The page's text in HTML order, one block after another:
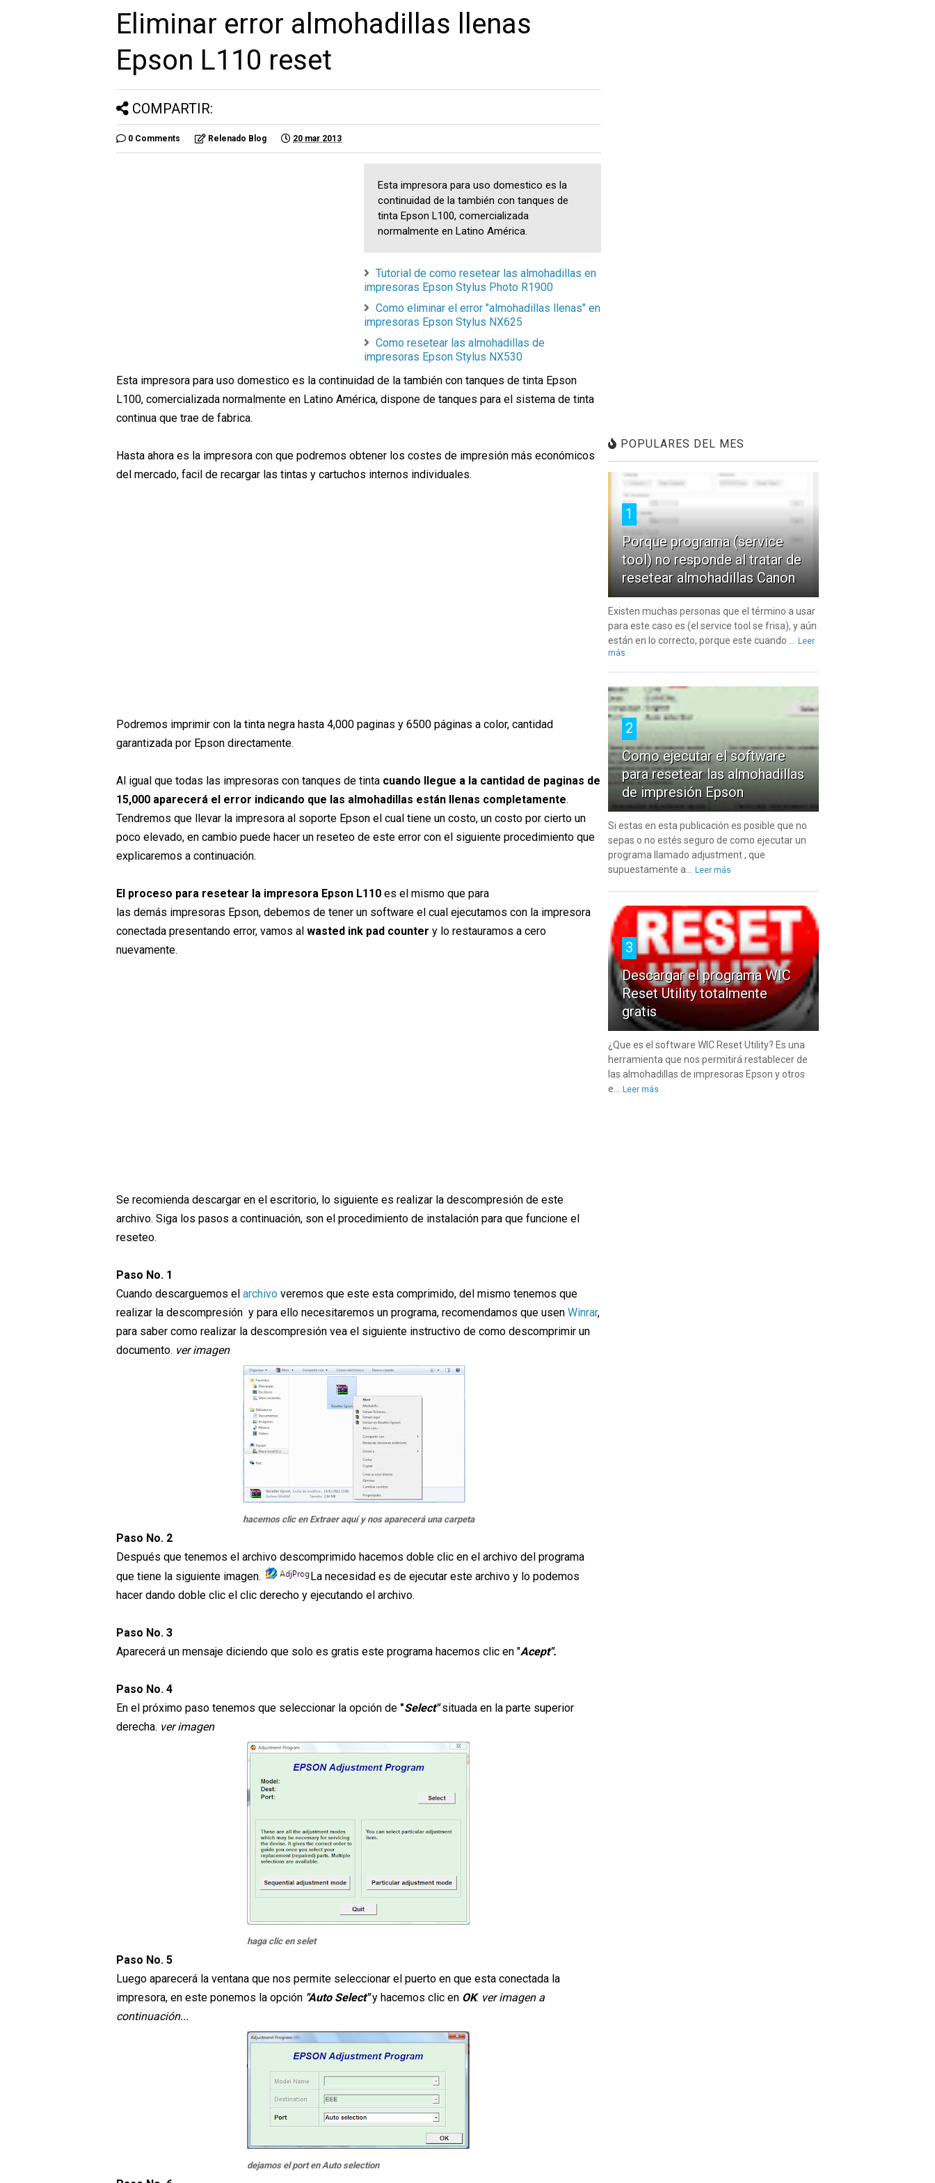
Eliminar error almohadillas llenas
Epson L110 reset
COMPARTIR:
0 Comments Relenado Blog 20 mar 2013
Esta impresora para uso domestico es la
continuidad de la también con tanques de
tinta Epson L100, comercializada
normalmente en Latino América.
Tutorial de como resetear las almohadillas en
impresoras Epson Stylus Photo R1900
Como eliminar el error "almohadillas llenas" en
impresoras Epson Stylus NX625
Como resetear las almohadillas de
impresoras Epson Stylus NX530
Esta impresora para uso domestico es la continuidad de la también con tanques de tinta Epson
L100, comercializada normalmente en Latino América, dispone de tanques para el sistema de tinta
continua que trae de fabrica.
Hasta ahora es la impresora con que podremos obtener los costes de impresión más económicos
del mercado, facil de recargar las tintas y cartuchos internos individuales.
Podremos imprimir con la tinta negra hasta 4,000 paginas y 6500 páginas a color, cantidad
garantizada por Epson directamente.
Al igual que todas las impresoras con tanques de tinta cuando llegue a la cantidad de paginas de
15,000 aparecerá el error indicando que las almohadillas están llenas completamente.
Tendremos que llevar la impresora al soporte Epson el cual tiene un costo, un costo por cierto un
poco elevado, en cambio puede hacer un reseteo de este error con el siguiente procedimiento que
explicaremos a continuación.
El proceso para resetear la impresora Epson L110 es el mismo que para
las demás impresoras Epson, debemos de tener un software el cual ejecutamos con la impresora
conectada presentando error, vamos al wasted ink pad counter y lo restauramos a cero
nuevamente.
Se recomienda descargar en el escritorio, lo siguiente es realizar la descompresión de este
archivo. Siga los pasos a continuación, son el procedimiento de instalación para que funcione el
reseteo.
Paso No. 1
Cuando descarguemos el archivo veremos que este esta comprimido, del mismo tenemos que
realizar la descompresión y para ello necesitaremos un programa, recomendamos que usen Winrar,
para saber como realizar la descompresión vea el siguiente instructivo de como descomprimir un
documento. ver imagen
hacemos clic en Extraer aquí y nos aparecerá una carpeta
Paso No. 2
Después que tenemos el archivo descomprimido hacemos doble clic en el archivo del programa
que tiene la siguiente imagen.
La necesidad es de ejecutar este archivo y lo podemos
hacer dando doble clic el clic derecho y ejecutando el archivo.
Paso No. 3
Aparecerá un mensaje diciendo que solo es gratis este programa hacemos clic en "Acept".
Paso No. 4
En el próximo paso tenemos que seleccionar la opción de "Select"situada en la parte superior
derecha. ver imagen
haga clic en selet
Paso No. 5
Luego aparecerá la ventana que nos permite seleccionar el puerto en que esta conectada la
impresora, en este ponemos la opción "Auto Select"y hacemos clic en OK. ver imagen a
continuación...
dejamos el port en Auto selection
POPULARES DEL MES
1
Porque programa (service
tool) no responde al tratar de
resetear almohadillas Canon
Existen muchas personas que el término a usar
para este caso es (el service tool se frisa), y aún
están en lo correcto, porque este cuando ...
Leer
más
2
Como ejecutar el software
para resetear las almohadillas
de impresión Epson
Si estas en esta publicación es posible que no
sepas o no estés seguro de como ejecutar un
programa llamado adjustment , que
supuestamente a...
Leer más
3
Descargar el programa WIC
Reset Utility totalmente
gratis
¿Que es el software WIC Reset Utility? Es una
herramienta que nos permitirá restablecer de
las almohadillas de impresoras Epson y otros
e...
Leer más